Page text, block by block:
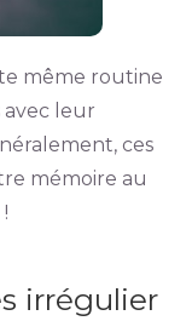
même routine
avec leur
ces
mémoire au
irrégulier